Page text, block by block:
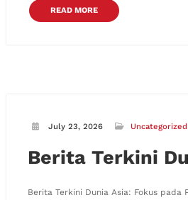
READ MORE
July 23, 2026 Uncategorized
Berita Terkini
Berita Terkini Dunia Asia: Fokus pada